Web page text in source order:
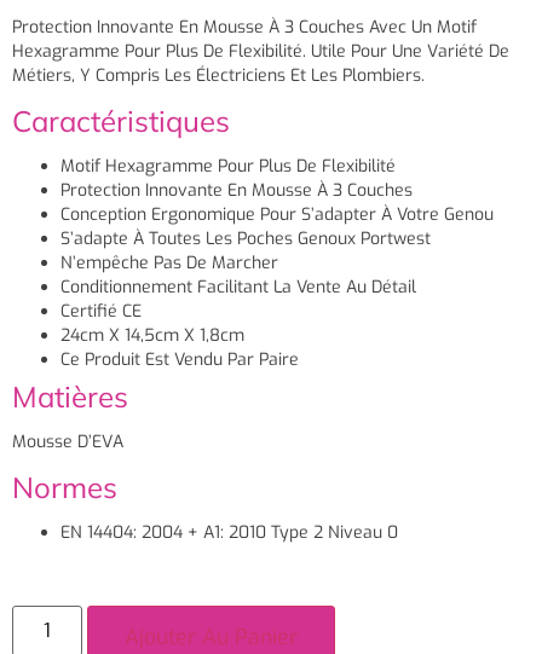
Protection Innovante En Mousse À 3 Couches Avec Un Motif
Hexagramme Pour Plus De Flexibilité. Utile Pour Une Variété De
Métiers, Y Compris Les Électriciens Et Les Plombiers.
Caractéristiques
Motif Hexagramme Pour Plus De Flexibilité
Protection Innovante En Mousse À 3 Couches
Conception Ergonomique Pour S’adapter À Votre Genou
S’adapte À Toutes Les Poches Genoux Portwest
N’empêche Pas De Marcher
Conditionnement Facilitant La Vente Au Détail
Certifié CE
24cm X 14,5cm X 1,8cm
Ce Produit Est Vendu Par Paire
Matières
Mousse D’EVA
Normes
EN 14404: 2004 + A1: 2010 Type 2 Niveau 0
Ajouter Au Panier